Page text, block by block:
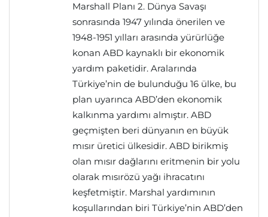
Marshall Planı 2. Dünya Savaşı
sonrasında 1947 yılında önerilen ve
1948-1951 yılları arasında yürürlüğe
konan ABD kaynaklı bir ekonomik
yardım paketidir. Aralarında
Türkiye’nin de bulunduğu 16 ülke, bu
plan uyarınca ABD’den ekonomik
kalkınma yardımı almıştır. ABD
geçmişten beri dünyanın en büyük
mısır üretici ülkesidir. ABD birikmiş
olan mısır dağlarını eritmenin bir yolu
olarak mısırözü yağı ihracatını
keşfetmiştir. Marshal yardımının
koşullarından biri Türkiye’nin ABD’den